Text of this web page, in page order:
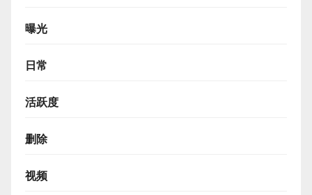
曝光
日常
活跃度
删除
视频